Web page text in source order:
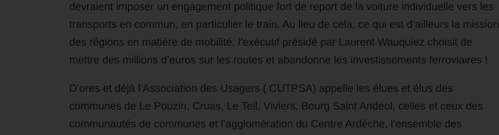
devraient imposer un engagement politique fort de report de la voiture individuelle vers les
transports en commun, en particulier le train. Au lieu de cela, ce qui est d’ailleurs la mission
des régions en matière de mobilité, l’exécutif présidé par Laurent Wauquiez choisit de
mettre des millions d’euros sur les routes et abandonne les investissements ferroviaires !
D’ores et déjà l’Association des Usagers ( CUTPSA) appelle les élues et élus des
communes de Le Pouzin, Cruas, Le Teil, Viviers, Bourg Saint Andéol, celles et ceux des
communautés de communes et l’agglomération du Centre Ardèche, l’ensemble des